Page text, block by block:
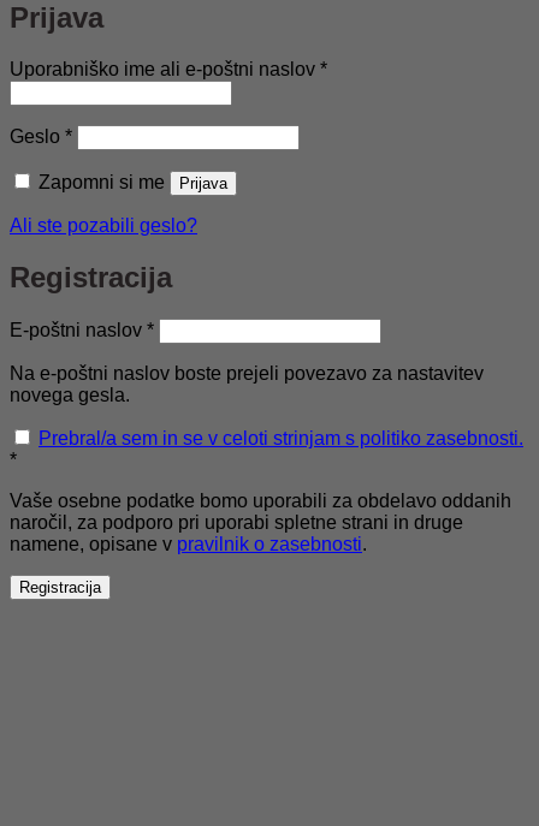
Prijava
Uporabniško ime ali e-poštni naslov *Zahtevano
Geslo *Zahtevano
Zapomni si me Prijava
Ali ste pozabili geslo?
Registracija
E-poštni naslov *Zahtevano
Na e-poštni naslov boste prejeli povezavo za nastavitev
novega gesla.
Prebral/a sem in se v celoti strinjam s politiko zasebnosti.
*
Vaše osebne podatke bomo uporabili za obdelavo oddanih
naročil, za podporo pri uporabi spletne strani in druge
namene, opisane v pravilnik o zasebnosti.
Registracija